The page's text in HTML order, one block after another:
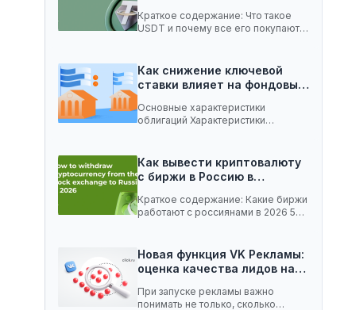
Краткое содержание: Что такое
USDT и почему все его покупают 5
Как снижение ключевой
ставки влияет на фондовый
Основные характеристики
облигаций Характеристики
ключевой…
Как вывести криптовалюту
с биржи в Россию в…
Краткое содержание: Какие биржи
работают с россиянами в 2026 5
Новая функция VK Рекламы:
оценка качества лидов на…
При запуске рекламы важно
понимать не только, сколько